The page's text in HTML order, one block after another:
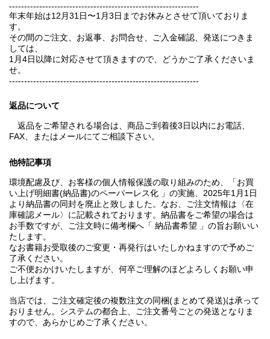
---------------------------------------------------------------
年末年始は12月31日〜1月3日までお休みとさせて頂いておりま
す。
その間のご注文、お返事、お問合せ、ご入金確認、発送につきま
しては、
1月4日以降に対応させて頂きますので、どうかご了承くださいま
せ。
---------------------------------------------------------------
返品について
返品をご希望される場合は、商品ご到着後3日以内にお電話、
FAX、またはメールにてご相談下さい。
他特記事項
環境配慮及び、お客様の個人情報保護の取り組みのため、「お買
い上げ明細書(納品書)のペーパーレス化 」の実施、2025年1月1日
より納品書の同封を廃止と致しました。なお、ご注文情報は〈在
庫確認メール〉に記載されております。納品書をご希望の場合は
お手数ですが、ご注文時に備考欄へ「 納品書希望 」の旨お願いい
たします。
なお書籍お受取後のご変更・再発行はいたしかねますので予めご
了承ください。
ご不便おかけいたしますが、何卒ご理解のほどよろしくお願い申
し上げます。
当店では、ご注文確定後の複数注文の同梱(まとめて発送)は承って
おりません。システムの都合上、ご注文番号ごとの発送となりま
すので、あらかじめご了承ください。